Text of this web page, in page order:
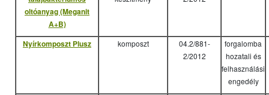
oltóanyag (Meganit
A+B)
Nyírkomposzt Plusz komposzt
04.2/881-
2/2012
forgalomba
hozatali és
felhasználási
engedély